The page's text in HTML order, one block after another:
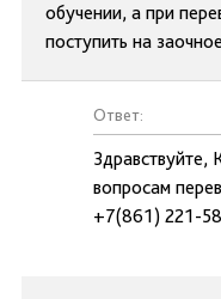
обучении, а при
поступить на
Ответ:
Здравствуйте,
вопросам
+7(861) 221-